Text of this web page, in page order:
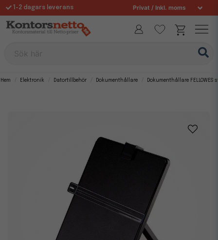
1-2 dagars leverans
Fri frakt över 995 kr
Hem Elektronik Datortillbehör Dokumenthållare Dokumenthållare FELLOWES